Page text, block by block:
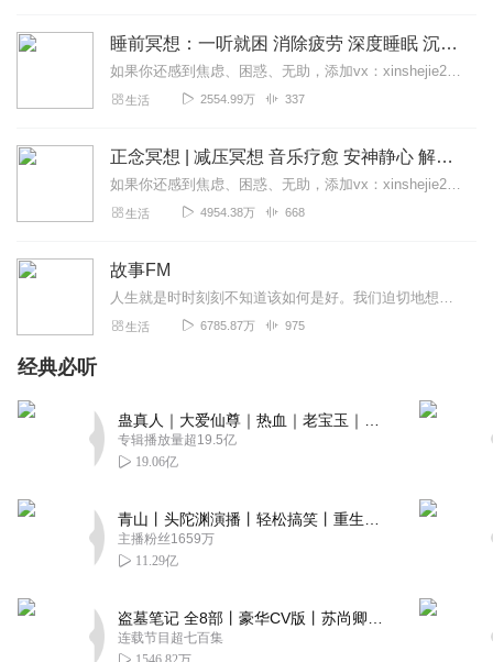
睡前冥想：一听就困 消除疲劳 深度睡眠 沉浸体验
如果你还感到焦虑、困惑、无助，添加vx：xinshejie2018、vx公众号：宣萱心伴，与主播宣萱开启心灵交流之旅，共建温暖的精神家园！如果你喜欢我的内容，请...
生活 2554.99万 337
正念冥想 | 减压冥想 音乐疗愈 安神静心 解郁降噪
如果你还感到焦虑、困惑、无助，添加vx：xinshejie2018、vx公众号：宣萱心伴，与主播宣萱开启心灵交流之旅，共建温暖的精神家园！如果你喜欢我的内容，请...
生活 4954.38万 668
故事FM
人生就是时时刻刻不知道该如何是好。我们迫切地想知道怎么解决问题，也同样挣扎着寻求理解和安慰。这样的你，并不孤独。重获新生的抑郁症病人；用一辈子摆脱原生家庭阴影的...
生活 6785.87万 975
经典必听
专辑播放量超19.5亿
19.06亿
主播粉丝1659万
11.29亿
连载节目超七百集